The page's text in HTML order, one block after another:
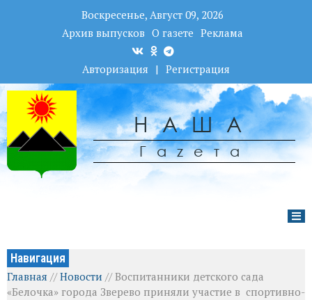
Воскресенье, Август 09, 2026
Архив выпусков О газете Реклама
Авторизация | Регистрация
НАША
Гаzета
Навигация
Главная //Новости //Воспитанники детского сада
«Белочка» города Зверево приняли участие в спортивно-